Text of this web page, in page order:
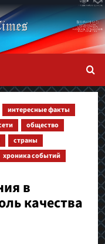
интересные факты
общество
страны
хроника событий
в
качества